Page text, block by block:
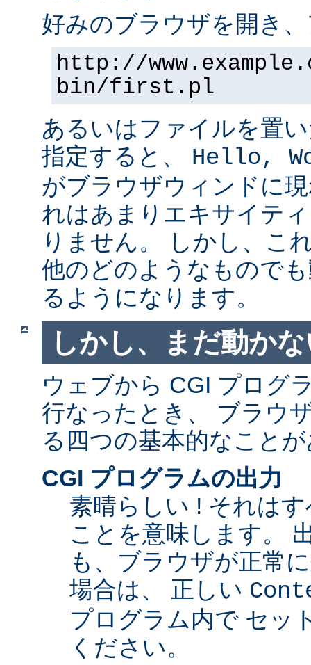
好みのブラウザを開き
http://
bin/first.pl
あるいはファイルを置
指定すると、 Hello,
がブラウザウィンドに
れはあまりエキサイテ
りません。 しかし、こ
他のどのようなもので
るようになります。
しかし、まだ動か
ウェブから CGI プログ
行なったとき、 ブラウ
る四つの基本的なこと
CGI プログラムの出力
素晴らしい ! それは
ことを意味します。
も、ブラウザが正常
場合は、 正しい
プログラム内で セッ
ください。